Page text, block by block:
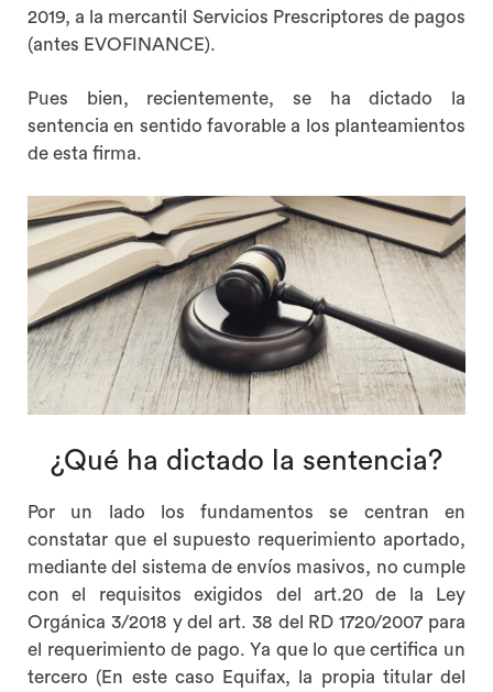
2019, a la mercantil Servicios Prescriptores de pagos
(antes EVOFINANCE).
Pues bien, recientemente, se ha dictado la
sentencia en sentido favorable a los planteamientos
de esta firma.
¿Qué ha dictado la sentencia?
Por un lado los fundamentos se centran en
constatar que el supuesto requerimiento aportado,
mediante del sistema de envíos masivos, no cumple
con el requisitos exigidos del art.20 de la Ley
Orgánica 3/2018 y del art. 38 del RD 1720/2007 para
el requerimiento de pago. Ya que lo que certifica un
tercero (En este caso Equifax, la propia titular del